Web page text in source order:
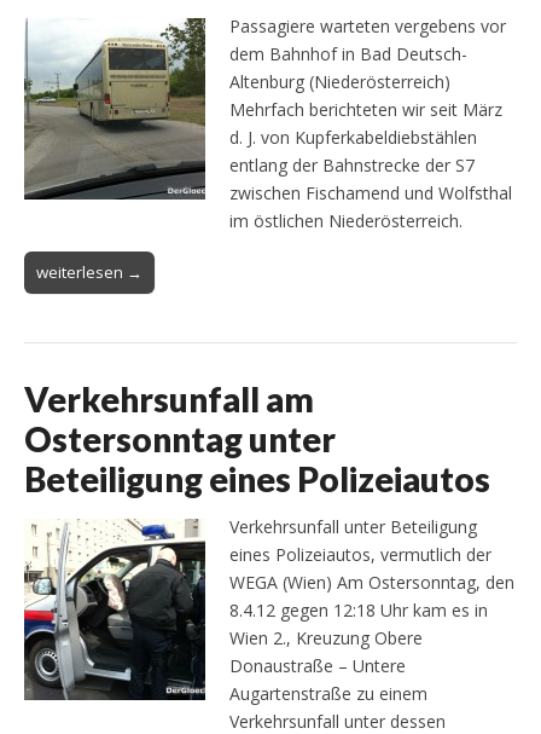
Passagiere warteten vergebens vor
dem Bahnhof in Bad Deutsch-
Altenburg (Niederösterreich)
Mehrfach berichteten wir seit März
d. J. von Kupferkabeldiebstählen
entlang der Bahnstrecke der S7
zwischen Fischamend und Wolfsthal
im östlichen Niederösterreich.
weiterlesen →
Verkehrsunfall am
Ostersonntag unter
Beteiligung eines Polizeiautos
Verkehrsunfall unter Beteiligung
eines Polizeiautos, vermutlich der
WEGA (Wien) Am Ostersonntag, den
8.4.12 gegen 12:18 Uhr kam es in
Wien 2., Kreuzung Obere
Donaustraße – Untere
Augartenstraße zu einem
Verkehrsunfall unter dessen